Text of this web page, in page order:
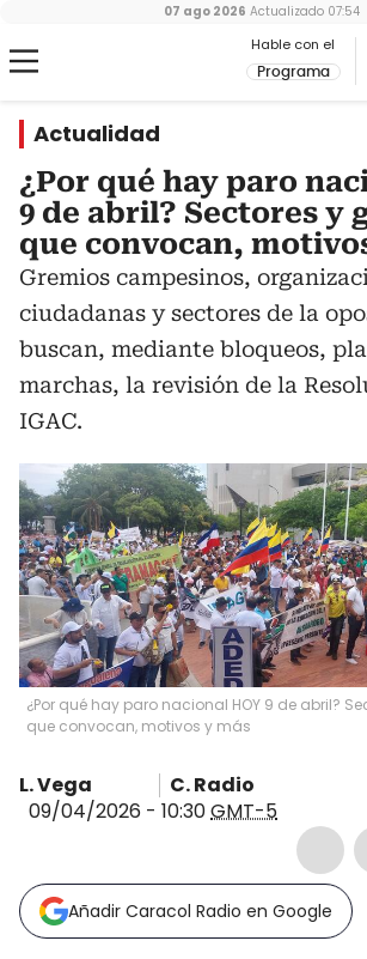
Hable con el
Programa
07 ago 2026 Actualizado 07:54
Actualidad
¿Por qué hay paro
9 de abril? Sectores y
que convocan,
Gremios campesinos,
ciudadanas y sectores de la
buscan, mediante bloqueos,
marchas, la revisión de la
IGAC.
¿Por qué hay paro nacional HOY 9 de abril?
que convocan, motivos y más
L. Vega
C. Radio
09/04/2026 - 10:30GMT-5
Añadir Caracol Radio en Google